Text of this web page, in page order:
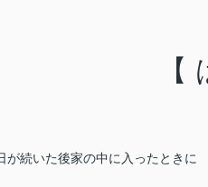
【
が続いた後家の中に入ったときに